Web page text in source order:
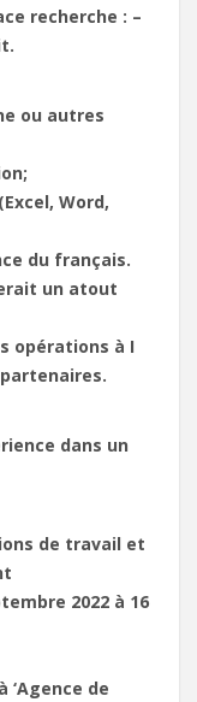
recherche : –
ou autres
Word,
du français.
un atout
opérations à I
dans un
de travail et
2022 à 16
‘Agence de